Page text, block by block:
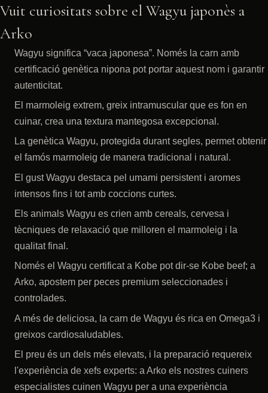
Vuit curiositats sobre el Wagyu japonès a
Arko
Wagyu significa “vaca japonesa”. Només la carn amb
certificació genètica nipona pot portar aquest nom i garantir
autenticitat.
El marmoleig extrem, greix intramuscular que es fon en
cuinar, crea una textura mantegosa excepcional.
La genètica Wagyu, protegida durant segles, permet obtenir
el famós marmoleig de manera tradicional i natural.
El gust Wagyu destaca pel umami persistent i aromes
intensos fins i tot amb coccions curtes.
Els animals Wagyu es crien amb cereals, cervesa i
tècniques de relaxació que milloren el marmoleig i la
qualitat final.
Només el Wagyu certificat a Kobe pot dir-se Kobe beef; a
Arko, apostem per peces premium seleccionades i
controlades.
A més de deliciosa, la carn de Wagyu és rica en Omega3 i
greixos cardiosaludables.
El preu és un dels més elevats, i la preparació requereix
l'experiència de xefs experts: a Arko els nostres cuiners
especialistes cuinen Wagyu per a una experiència